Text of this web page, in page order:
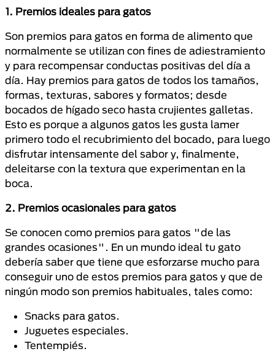
1. Premios ideales para gatos
Son premios para gatos en forma de alimento que
normalmente se utilizan con fines de adiestramiento
y para recompensar conductas positivas del día a
día. Hay premios para gatos de todos los tamaños,
formas, texturas, sabores y formatos; desde
bocados de hígado seco hasta crujientes galletas.
Esto es porque a algunos gatos les gusta lamer
primero todo el recubrimiento del bocado, para luego
disfrutar intensamente del sabor y, finalmente,
deleitarse con la textura que experimentan en la
boca.
2. Premios ocasionales para gatos
Se conocen como premios para gatos "de las
grandes ocasiones". En un mundo ideal tu gato
debería saber que tiene que esforzarse mucho para
conseguir uno de estos premios para gatos y que de
ningún modo son premios habituales, tales como:
Snacks para gatos.
Juguetes especiales.
Tentempiés.